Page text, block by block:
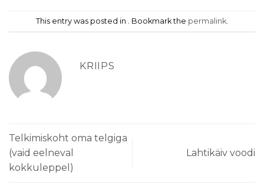
This entry was posted in . Bookmark the permalink
KRIIPS
Telkimiskoht oma telgiga
(vaid eelneval
kokkuleppel)
Lahtikäiv voodi